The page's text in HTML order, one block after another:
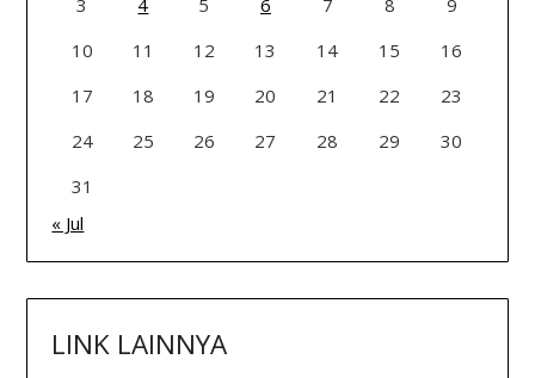
3
4 5 6 7 8
9
10
11 12 13 14 15
16
17
18 19 20 21 22
23
24
25 26 27 28 29
30
31
« Jul
LINK LAINNYA